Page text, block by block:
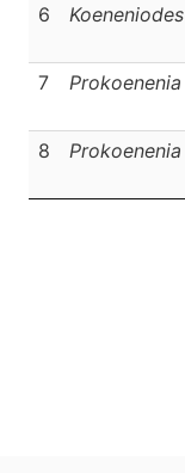
6 Koeneniodes
7 Prokoenenia
8 Prokoenenia